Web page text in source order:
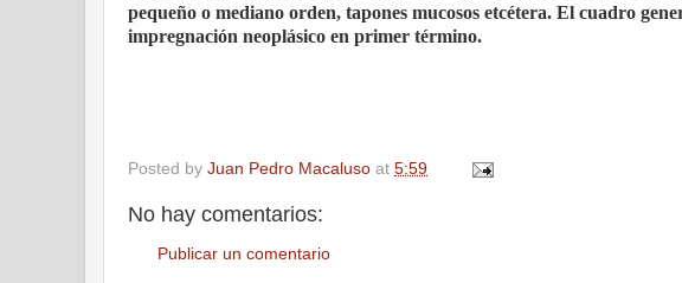
pequeño o mediano orden, tapones mucosos etcétera. El cuadro
impregnación neoplásico en primer término.
Posted by Juan Pedro Macaluso at 5:59
No hay comentarios:
Publicar un comentario